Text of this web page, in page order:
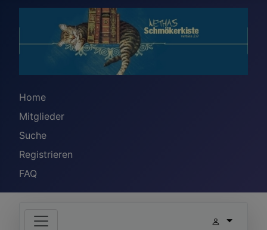
Home
Mitglieder
Suche
Registrieren
FAQ